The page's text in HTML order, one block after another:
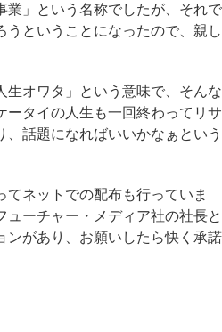
業」という名称でしたが、それで
うということになったので、親し
オワタ」という意味で、そんな
ータイの人生も一回終わってリサ
、話題になればいいかなぁという
ネットでの配布も行っていま
ューチャー・メディア社の社長と
ンがあり、お願いしたら快く承諾